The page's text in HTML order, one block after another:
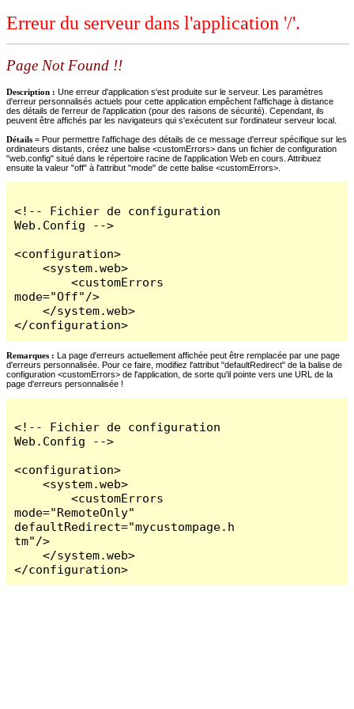
Erreur du serveur dans l'application '/'.
Page Not Found !!
Description : Une erreur d'application s'est produite sur le serveur. Les paramètres
d'erreur personnalisés actuels pour cette application empêchent l'affichage à distance
des détails de l'erreur de l'application (pour des raisons de sécurité). Cependant, ils
peuvent être affichés par les navigateurs qui s'exécutent sur l'ordinateur serveur local.
Détails = Pour permettre l'affichage des détails de ce message d'erreur spécifique sur les
ordinateurs distants, créez une balise <customErrors> dans un fichier de configuration
"web.config" situé dans le répertoire racine de l'application Web en cours. Attribuez
ensuite la valeur "off" à l'attribut "mode" de cette balise <customErrors>.
<!-- Fichier de configuration
Web.Config -->
<configuration>
    <system.web>
        <customErrors
mode="Off"/>
    </system.web>
</configuration>
Remarques : La page d'erreurs actuellement affichée peut être remplacée par une page
d'erreurs personnalisée. Pour ce faire, modifiez l'attribut "defaultRedirect" de la balise de
configuration <customErrors> de l'application, de sorte qu'il pointe vers une URL de la
page d'erreurs personnalisée !
<!-- Fichier de configuration
Web.Config -->
<configuration>
    <system.web>
        <customErrors
mode="RemoteOnly"
defaultRedirect="mycustompage.h
tm"/>
    </system.web>
</configuration>